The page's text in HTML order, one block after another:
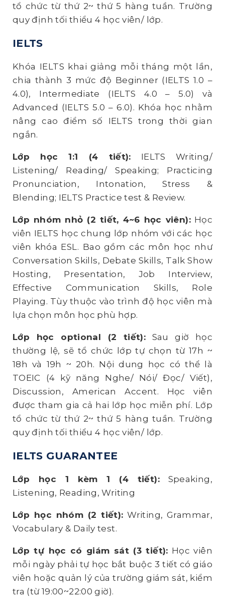
tổ chức từ thứ 2~ thứ 5 hàng tuần. Trường
quy định tối thiểu 4 học viên/ lớp.
IELTS
Khóa IELTS khai giảng mỗi tháng một lần,
chia thành 3 mức độ Beginner (IELTS 1.0 –
4.0), Intermediate (IELTS 4.0 – 5.0) và
Advanced (IELTS 5.0 – 6.0). Khóa học nhằm
nâng cao điểm số IELTS trong thời gian
ngắn.
Lớp học 1:1 (4 tiết): IELTS Writing/
Listening/ Reading/ Speaking; Practicing
Pronunciation, Intonation, Stress &
Blending; IELTS Practice test & Review.
Lớp nhóm nhỏ (2 tiết, 4~6 học viên): Học
viên IELTS học chung lớp nhóm với các học
viên khóa ESL. Bao gồm các môn học như
Conversation Skills, Debate Skills, Talk Show
Hosting, Presentation, Job Interview,
Effective Communication Skills, Role
Playing. Tùy thuộc vào trình độ học viên mà
lựa chọn môn học phù hợp.
Lớp học optional (2 tiết): Sau giờ học
thường lệ, sẽ tổ chức lớp tự chọn từ 17h ~
18h và 19h ~ 20h. Nội dung học có thể là
TOEIC (4 kỹ năng Nghe/ Nói/ Đọc/ Viết),
Discussion, American Accent. Học viên
được tham gia cả hai lớp học miễn phí. Lớp
tổ chức từ thứ 2~ thứ 5 hàng tuần. Trường
quy định tối thiểu 4 học viên/ lớp.
IELTS GUARANTEE
Lớp học 1 kèm 1 (4 tiết):Speaking,
Listening, Reading, Writing
Lớp học nhóm (2 tiết): Writing, Grammar,
Vocabulary & Daily test.
Lớp tự học có giám sát (3 tiết): Học viên
mỗi ngày phải tự học bắt buộc 3 tiết có giáo
viên hoặc quản lý của trường giám sát, kiểm
tra (từ 19:00~22:00 giờ).